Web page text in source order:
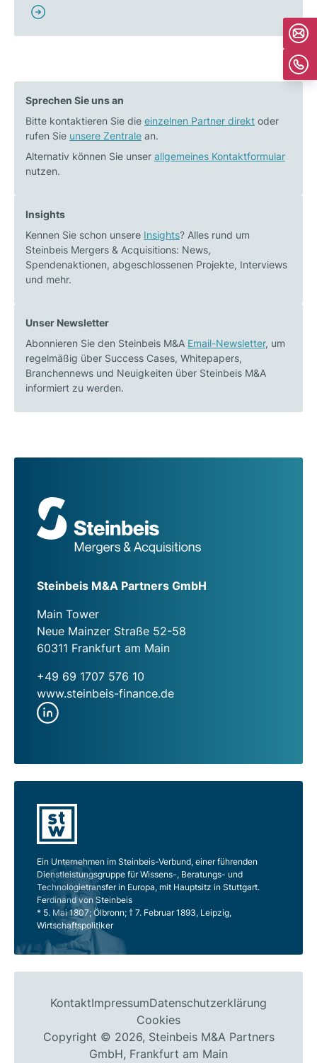
Sprechen Sie uns an
Bitte kontaktieren Sie die einzelnen Partner direkt oder
rufen Sie unsere Zentrale an.
Alternativ können Sie unser allgemeines Kontaktformular
nutzen.
Insights
Kennen Sie schon unsere Insights? Alles rund um
Steinbeis Mergers & Acquisitions: News,
Spendenaktionen, abgeschlossenen Projekte, Interviews
und mehr.
Unser Newsletter
Abonnieren Sie den Steinbeis M&A Email-Newsletter, um
regelmäßig über Success Cases, Whitepapers,
Branchennews und Neuigkeiten über Steinbeis M&A
informiert zu werden.
Steinbeis M&A Partners GmbH
Main Tower
Neue Mainzer Straße 52-58
60311 Frankfurt am Main
+49 69 1707 576 10
www.steinbeis-finance.de
Ein Unternehmen im Steinbeis-Verbund, einer führenden
Dienstleistungsgruppe für Wissens-, Beratungs- und
Technologietransfer in Europa, mit Hauptsitz in Stuttgart.
Ferdinand von Steinbeis
* 5. Mai 1807; Ölbronn; † 7. Februar 1893, Leipzig,
Wirtschaftspolitiker
KontaktImpressumDatenschutzerklärung
Cookies
Copyright © 2026, Steinbeis M&A Partners
GmbH, Frankfurt am Main